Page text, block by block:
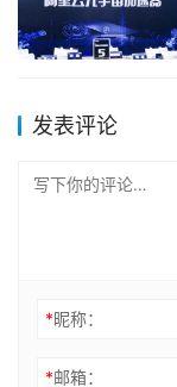
发表评论
*昵称：
*邮箱：